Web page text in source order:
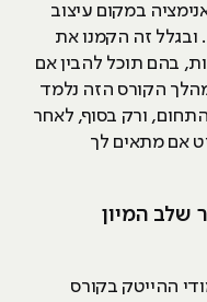
במקום עיצוב
ובגלל זה הקמנו את
שאורך בין 20 עד 30 שעות, בהם תוכל להבין אם
הקורס הזה נלמד
ורק בסוף, לאחר
אם מתאים לך
שלב המיון
ההייטק בקורס